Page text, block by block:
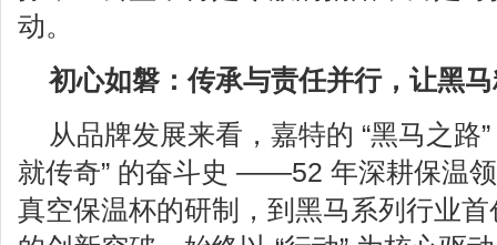
动。
初心如磐：传承与责任并行，让黑
从品牌发展来看，嘉特的 “黑马之路
就传奇” 的奋斗史 ——52 年深耕保温
真空保温杯的研制，到黑马系列行业